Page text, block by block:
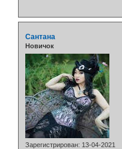
Сантана
Новичок
Зарегистрирован: 13-04-2021